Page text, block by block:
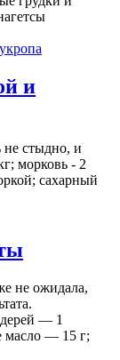
и
не стыдно, и
морковь - 2
сахарный
не ожидала,
— 1
масло — 15 г;